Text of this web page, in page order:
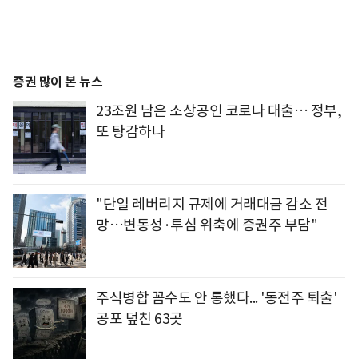
증권 많이 본 뉴스
23조원 남은 소상공인 코로나 대출… 정부,
또 탕감하나
"단일 레버리지 규제에 거래대금 감소 전
망…변동성·투심 위축에 증권주 부담"
주식병합 꼼수도 안 통했다... '동전주 퇴출'
공포 덮친 63곳